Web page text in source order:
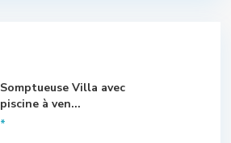
Somptueuse Villa avec
piscine à ven...
*